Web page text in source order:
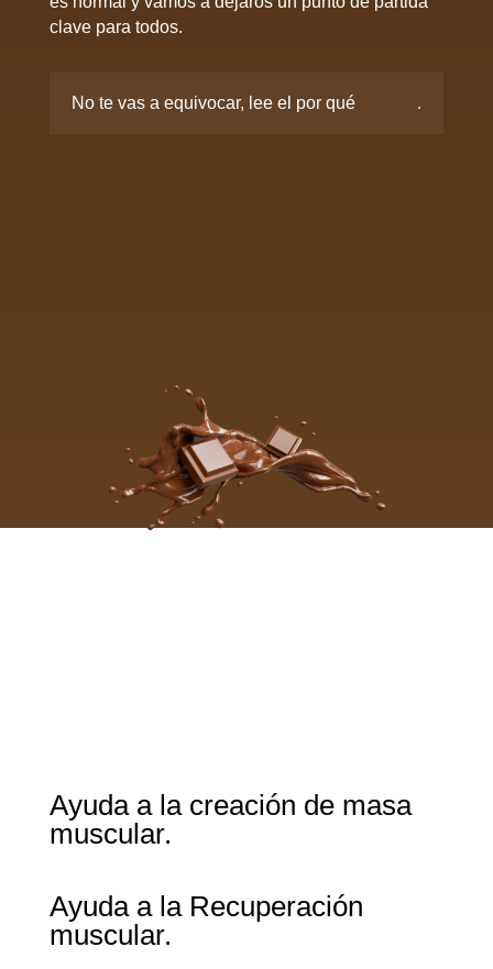
clave para todos.
No te vas a equivocar, lee el por qué
Ayuda a la creación de masa
muscular.
Ayuda a la Recuperación
muscular.